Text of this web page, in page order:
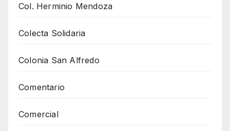
Col. Herminio Mendoza
Colecta Solidaria
Colonia San Alfredo
Comentario
Comercial